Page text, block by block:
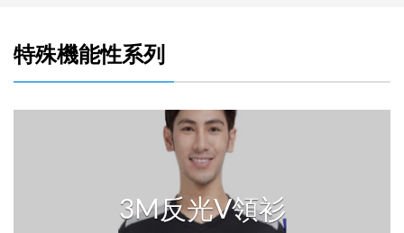
特殊機能性系列
3M反光V領衫